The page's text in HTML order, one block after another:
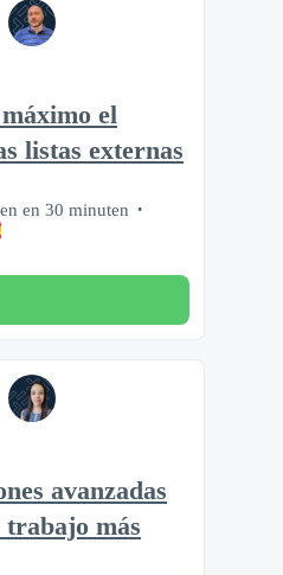
el
listas externas
en 30 minuten
avanzadas
más